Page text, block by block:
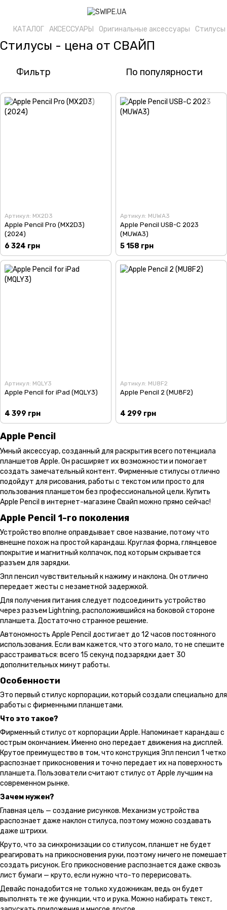
КАТАЛОГ АКСЕССУАРЫ Оригинальные аксессуары Стилусы
Стилусы - цена от СВАЙП
Фильтр По популярности
Артикул: MX2D3
Apple Pencil Pro (MX2D3)
(2024)
6 324 грн
Артикул: MUWA3
Apple Pencil USB-C 2023
(MUWA3)
5 158 грн
Артикул: MQLY3
Apple Pencil for iPad (MQLY3)
4 399 грн
Артикул: MU8F2
Apple Pencil 2 (MU8F2)
4 299 грн
Apple Pencil
Умный аксессуар, созданный для раскрытия всего потенциала
планшетов Apple. Он расширяет их возможности и помогает
создать замечательный контент. Фирменные стилусы отлично
подойдут для рисования, работы с текстом или просто для
пользования планшетом без профессиональной цели. Купить
Apple Pencil в интернет-магазине Свайп можно прямо сейчас!
Apple Pencil 1-го поколения
Устройство вполне оправдывает свое название, потому что
внешне похож на простой карандаш. Круглая форма, глянцевое
покрытие и магнитный колпачок, под которым скрывается
разъем для зарядки.
Эпл пенсил чувствительный к нажиму и наклона. Он отлично
передает жесты с незаметной задержкой.
Для получения питания следует подсоединить устройство
через разъем Lightning, расположившийся на боковой стороне
планшета. Достаточно странное решение.
Автономность Apple Pencil достигает до 12 часов постоянного
использования. Если вам кажется, что этого мало, то не спешите
расстраиваться: всего 15 секунд подзарядки дает 30
дополнительных минут работы.
Особенности
Это первый стилус корпорации, который создали специально для
работы с фирменными планшетами.
Что это такое?
Фирменный стилус от корпорации Apple. Напоминает карандаш с
острым окончанием. Именно оно передает движения на дисплей.
Крутое преимущество в том, что конструкция Эпл пенсил 1 четко
распознает прикосновения и точно передает их на поверхность
планшета. Пользователи считают стилус от Apple лучшим на
современном рынке.
Зачем нужен?
Главная цель — создание рисунков. Механизм устройства
распознает даже наклон стилуса, поэтому можно создавать
даже штрихи.
Круто, что за синхронизации со стилусом, планшет не будет
реагировать на прикосновения руки, поэтому ничего не помешает
создать рисунок. Его прикосновение распознается даже сквозь
лист бумаги — круто, если нужно что-то перерисовать.
Девайс понадобится не только художникам, ведь он будет
выполнять те же функции, что и рука. Можно набирать текст,